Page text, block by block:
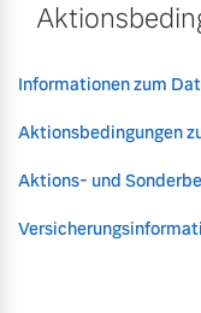
Informationen zum
Aktionsbedingungen
Aktions- und